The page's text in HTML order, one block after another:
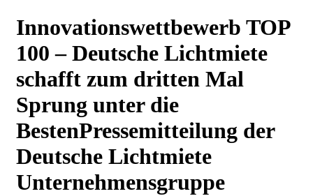
Innovationswettbewerb TOP
100 – Deutsche Lichtmiete
schafft zum dritten Mal
Sprung unter die
BestenPressemitteilung der
Deutsche Lichtmiete
Unternehmensgruppe